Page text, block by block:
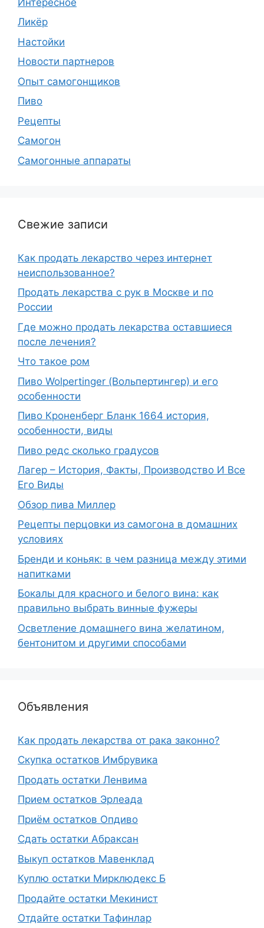
Ликёр
Настойки
Новости партнеров
Опыт самогонщиков
Пиво
Рецепты
Самогон
Самогонные аппараты
Свежие записи
Как продать лекарство через интернет
неиспользованное?
Продать лекарства с рук в Москве и по
России
Где можно продать лекарства оставшиеся
после лечения?
Что такое ром
Пиво Wolpertinger (Вольпертингер) и его
особенности
Пиво Кроненберг Бланк 1664 история,
особенности, виды
Пиво редс сколько градусов
Лагер – История, Факты, Производство И Все
Его Виды
Обзор пива Миллер
Рецепты перцовки из самогона в домашних
условиях
Бренди и коньяк: в чем разница между этими
напитками
Бокалы для красного и белого вина: как
правильно выбрать винные фужеры
Осветление домашнего вина желатином,
бентонитом и другими способами
Объявления
Как продать лекарства от рака законно?
Скупка остатков Имбрувика
Продать остатки Ленвима
Прием остатков Эрлеада
Приём остатков Опдиво
Сдать остатки Абраксан
Выкуп остатков Мавенклад
Куплю остатки Мирклюдекс Б
Продайте остатки Мекинист
Отдайте остатки Тафинлар